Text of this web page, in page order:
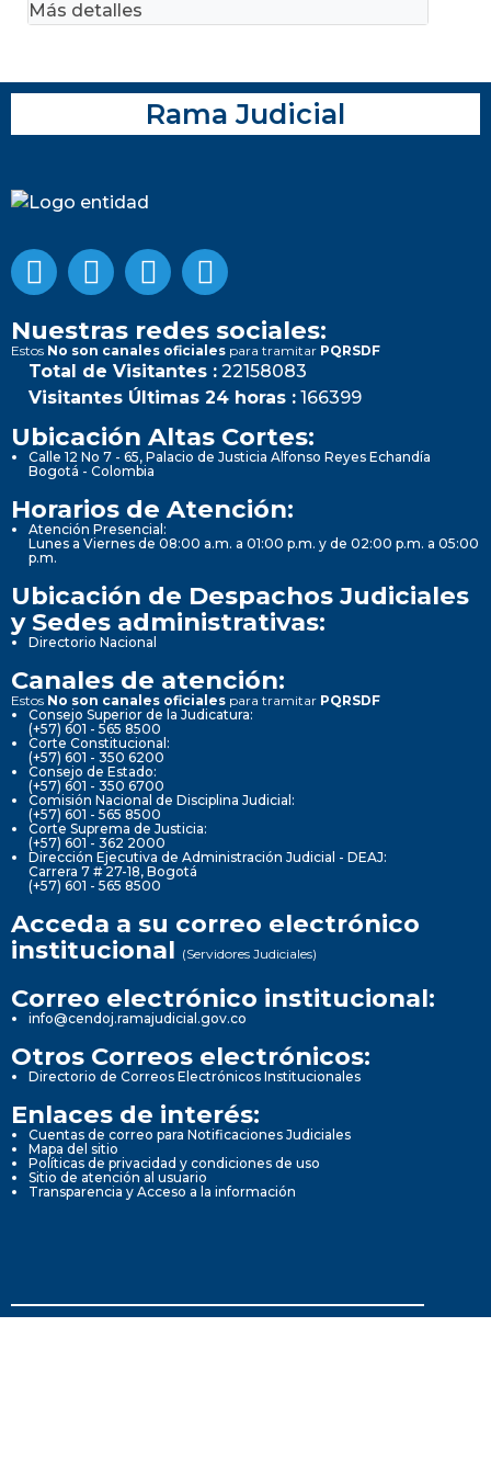
Más detalles
Rama Judicial
Nuestras redes sociales:
Estos No son canales oficiales para tramitar PQRSDF
Total de Visitantes : 22158083
Visitantes Últimas 24 horas : 166399
Ubicación Altas Cortes:
Calle 12 No 7 - 65, Palacio de Justicia Alfonso Reyes Echandía
Bogotá - Colombia
Horarios de Atención:
Atención Presencial:
Lunes a Viernes de 08:00 a.m. a 01:00 p.m. y de 02:00 p.m. a 05:00
p.m.
Ubicación de Despachos Judiciales
y Sedes administrativas:
Directorio Nacional
Canales de atención:
Estos No son canales oficiales para tramitar PQRSDF
Consejo Superior de la Judicatura:
(+57) 601 - 565 8500
Corte Constitucional:
(+57) 601 - 350 6200
Consejo de Estado:
(+57) 601 - 350 6700
Comisión Nacional de Disciplina Judicial:
(+57) 601 - 565 8500
Corte Suprema de Justicia:
(+57) 601 - 362 2000
Dirección Ejecutiva de Administración Judicial - DEAJ:
Carrera 7 # 27-18, Bogotá
(+57) 601 - 565 8500
Acceda a su correo electrónico
institucional (Servidores Judiciales)
Correo electrónico institucional:
info@cendoj.ramajudicial.gov.co
Otros Correos electrónicos:
Directorio de Correos Electrónicos Institucionales
Enlaces de interés:
Cuentas de correo para Notificaciones Judiciales
Mapa del sitio
Políticas de privacidad y condiciones de uso
Sitio de atención al usuario
Transparencia y Acceso a la información